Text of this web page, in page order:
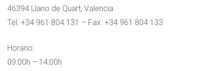
46394 Llano de Quart, Valencia
Tel. +34 961 804 131 – Fax. +34 961 804 133
Horario:
09:00h – 14:00h